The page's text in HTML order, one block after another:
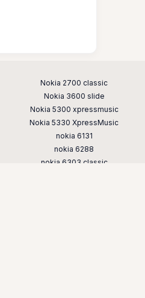
Поддерживаемые модели
Nokia 2700 classic
Nokia 3600 slide
Nokia 5300 xpressmusic
Nokia 5330 XpressMusic
nokia 6131
nokia 6288
nokia 6303 classic